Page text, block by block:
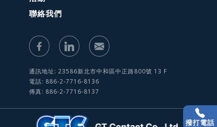
聯絡我們
通訊地址: 23586新北市中和區中正路800號 13 F
電話: 886-2-7716-8136
傳真: 886-2-7716-8137
撥打電話